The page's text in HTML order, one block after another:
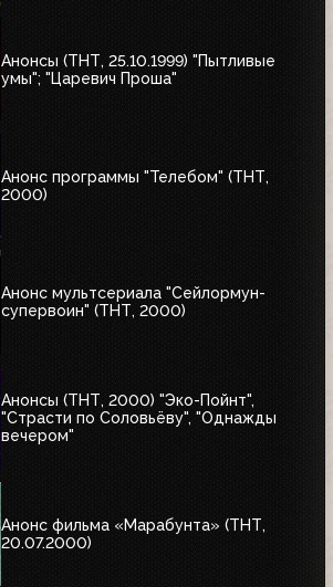
Анонсы (ТНТ, 25.10.1999) "Пытливые
умы"; "Царевич Проша"
Анонс программы "Телебом" (ТНТ,
2000)
Анонс мультсериала "Сейлормун-
супервоин" (ТНТ, 2000)
Анонсы (ТНТ, 2000) "Эко-Пойнт",
"Страсти по Соловьёву", "Однажды
вечером"
Анонс фильма «Марабунта» (ТНТ,
20.07.2000)